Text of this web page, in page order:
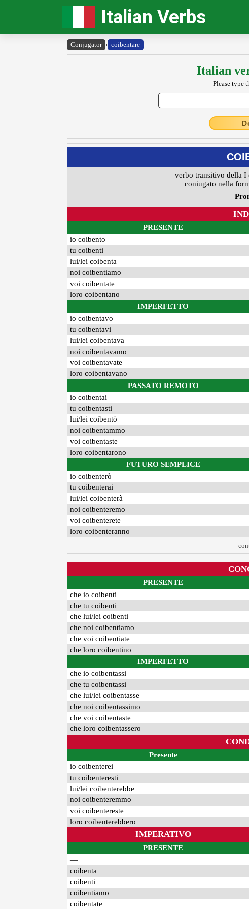
Italian Verbs
Conjugator › coibentare
Italian
Please type
verbo transitivo della I
coniugato nella
PRESENTE
io coibento
tu coibenti
lui/lei coibenta
noi coibentiamo
voi coibentate
loro coibentano
IMPERFETTO
io coibentavo
tu coibentavi
lui/lei coibentava
noi coibentavamo
voi coibentavate
loro coibentavano
PASSATO REMOTO
io coibentai
tu coibentasti
lui/lei coibentò
noi coibentammo
voi coibentaste
loro coibentarono
FUTURO SEMPLICE
io coibenterò
tu coibenterai
lui/lei coibenterà
noi coibenteremo
voi coibenterete
loro coibenteranno
PRESENTE
che io coibenti
che tu coibenti
che lui/lei coibenti
che noi coibentiamo
che voi coibentiate
che loro coibentino
IMPERFETTO
che io coibentassi
che tu coibentassi
che lui/lei coibentasse
che noi coibentassimo
che voi coibentaste
che loro coibentassero
Presente
io coibenterei
tu coibenteresti
lui/lei coibenterebbe
noi coibenteremmo
voi coibentereste
loro coibenterebbero
IMPERATIVO
PRESENTE
—
coibenta
coibenti
coibentiamo
coibentate